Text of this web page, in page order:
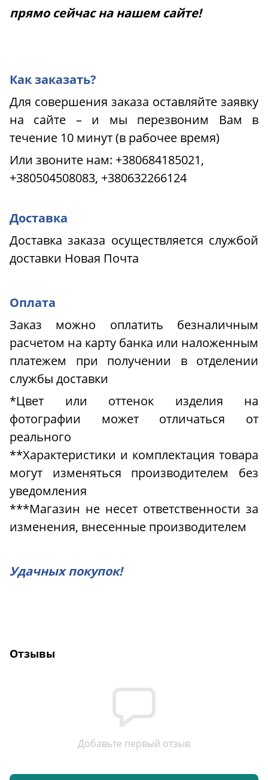
прямо сейчас на нашем сайте!
Как заказать?
Для совершения заказа оставляйте заявку
на сайте – и мы перезвоним Вам в
течение 10 минут (в рабочее время)
Или звоните нам: +380684185021,
+380504508083, +380632266124
Доставка
Доставка заказа осуществляется службой
доставки Новая Почта
Оплата
Заказ можно оплатить безналичным
расчетом на карту банка или наложенным
платежем при получении в отделении
службы доставки
*Цвет или оттенок изделия на
фотографии может отличаться от
реального
**Характеристики и комплектация товара
могут изменяться производителем без
уведомления
***Магазин не несет ответственности за
изменения, внесенные производителем
Удачных покупок!
Отзывы
Добавьте первый отзыв